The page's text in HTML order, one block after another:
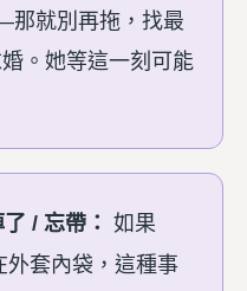
就別再拖，找最
。她等這一刻可能
/ 忘帶： 如果
外套內袋，這種事